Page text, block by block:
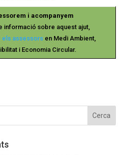
i acompanyem
informació sobre aquest ajut,
els assessorsen Medi Ambient,
i Economia Circular.